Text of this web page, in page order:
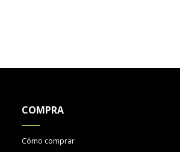
COMPRA
Cómo comprar